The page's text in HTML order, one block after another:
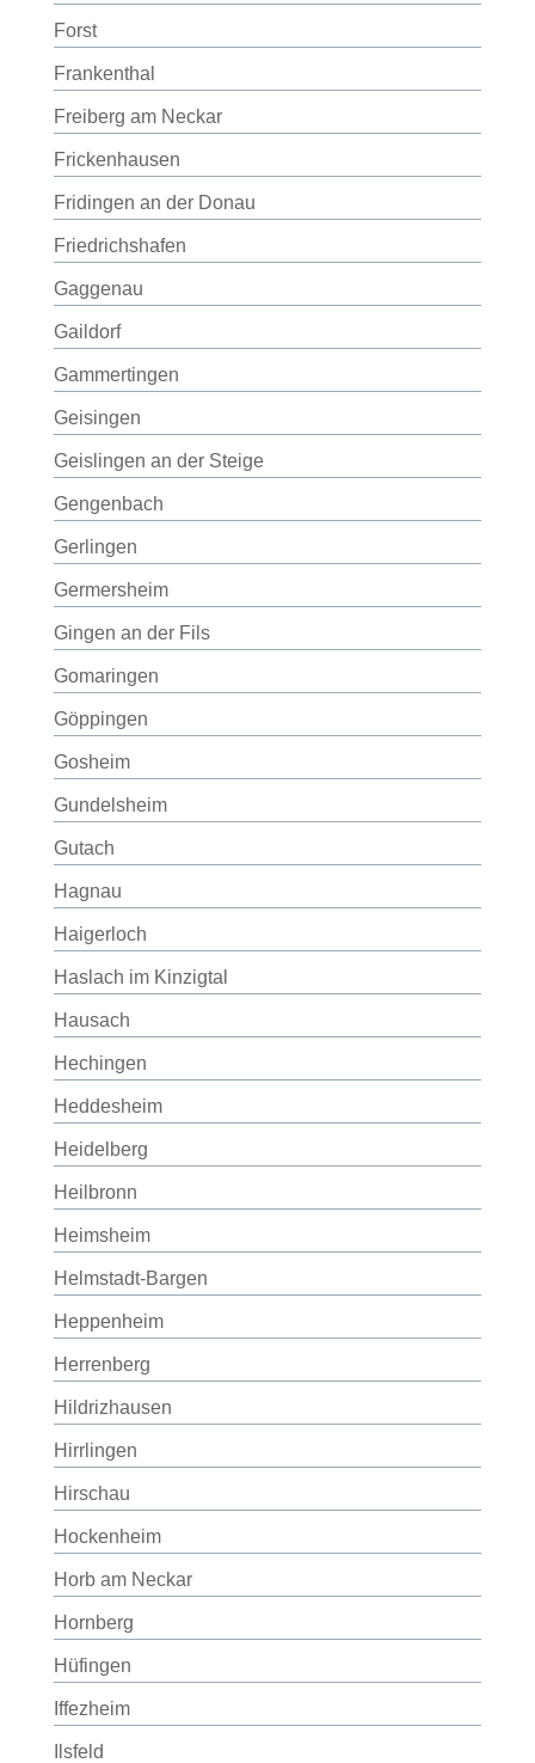
Forst
Frankenthal
Freiberg am Neckar
Frickenhausen
Fridingen an der Donau
Friedrichshafen
Gaggenau
Gaildorf
Gammertingen
Geisingen
Geislingen an der Steige
Gengenbach
Gerlingen
Germersheim
Gingen an der Fils
Gomaringen
Göppingen
Gosheim
Gundelsheim
Gutach
Hagnau
Haigerloch
Haslach im Kinzigtal
Hausach
Hechingen
Heddesheim
Heidelberg
Heilbronn
Heimsheim
Helmstadt-Bargen
Heppenheim
Herrenberg
Hildrizhausen
Hirrlingen
Hirschau
Hockenheim
Horb am Neckar
Hornberg
Hüfingen
Iffezheim
Ilsfeld